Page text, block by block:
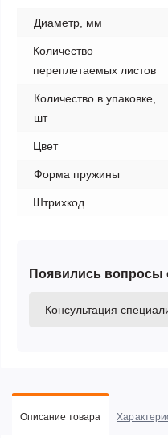
Диаметр, мм
Количество
переплетаемых листов
Количество в упаковке,
шт
Цвет
Форма пружины
Штрихкод
Появились вопросы
Консультация
Описание товара